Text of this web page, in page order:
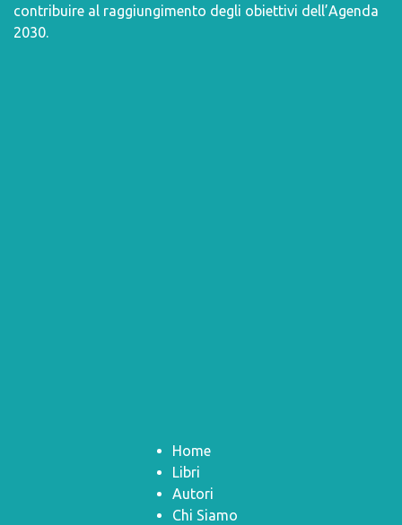
contribuire al raggiungimento degli obiettivi dell’Agenda
2030.
Home
Libri
Autori
Chi Siamo